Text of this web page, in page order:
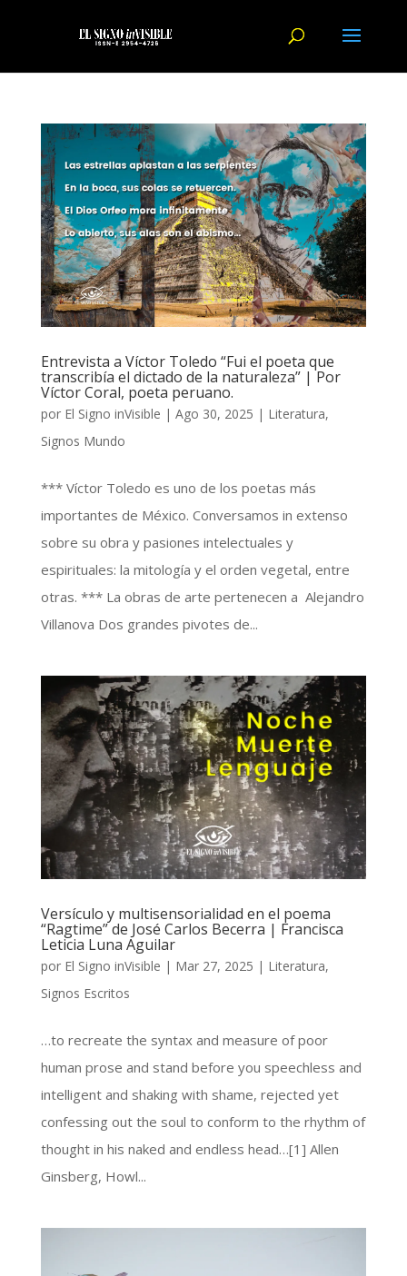
Entrevista a Víctor Toledo “Fui el poeta que
transcribía el dictado de la naturaleza” | Por
Víctor Coral, poeta peruano.
por El Signo inVisible | Ago 30, 2025 | Literatura,
Signos Mundo
*** Víctor Toledo es uno de los poetas más
importantes de México. Conversamos in extenso
sobre su obra y pasiones intelectuales y
espirituales: la mitología y el orden vegetal, entre
otras. *** La obras de arte pertenecen a Alejandro
Villanova Dos grandes pivotes de...
Versículo y multisensorialidad en el poema
“Ragtime” de José Carlos Becerra | Francisca
Leticia Luna Aguilar
por El Signo inVisible | Mar 27, 2025 | Literatura,
Signos Escritos
…to recreate the syntax and measure of poor
human prose and stand before you speechless and
intelligent and shaking with shame, rejected yet
confessing out the soul to conform to the rhythm of
thought in his naked and endless head…[1] Allen
Ginsberg, Howl...